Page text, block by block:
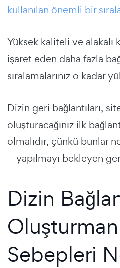
kullanılan önemli bir
Yüksek kaliteli ve alakalı
işaret eden daha fazla
sıralamalarınız o kadar
Dizin geri bağlantıları,
oluşturacağınız ilk
olmalıdır, çünkü bunlar
—yapılmayı bekleyen
Dizin
Sebepleri